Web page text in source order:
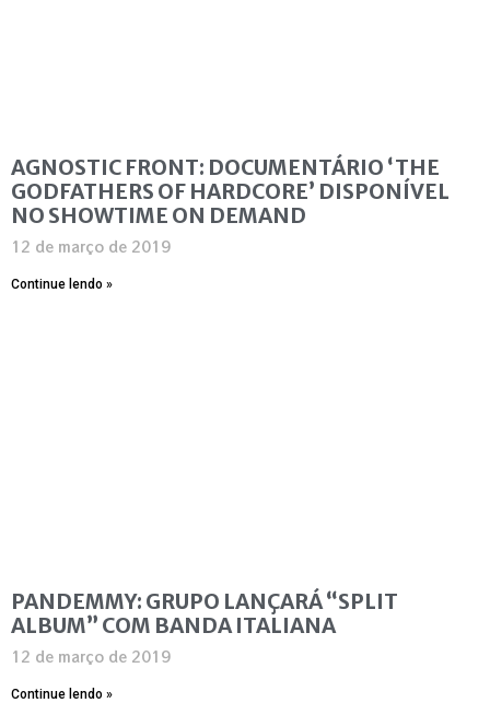
AGNOSTIC FRONT: DOCUMENTÁRIO ‘THE
GODFATHERS OF HARDCORE’ DISPONÍVEL
NO SHOWTIME ON DEMAND
12 de março de 2019
Continue lendo »
PANDEMMY: GRUPO LANÇARÁ “SPLIT
ALBUM” COM BANDA ITALIANA
12 de março de 2019
Continue lendo »